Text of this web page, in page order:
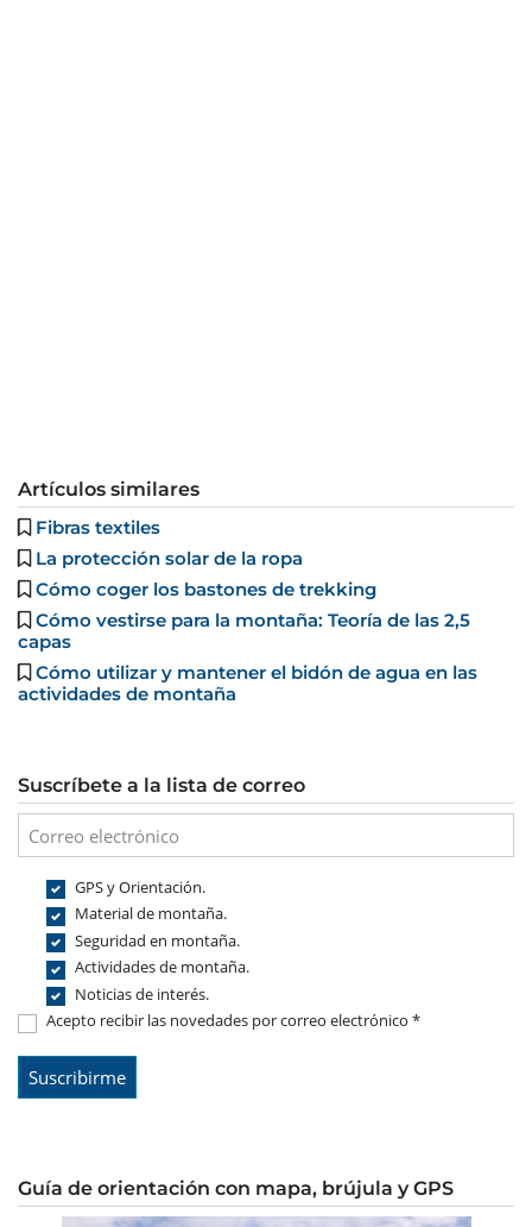
Artículos similares
Fibras textiles
La protección solar de la ropa
Cómo coger los bastones de trekking
Cómo vestirse para la montaña: Teoría de las 2,5
capas
Cómo utilizar y mantener el bidón de agua en las
actividades de montaña
Suscríbete a la lista de correo
GPS y Orientación.
Material de montaña.
Seguridad en montaña.
Actividades de montaña.
Noticias de interés.
Acepto recibir las novedades por correo electrónico *
Guía de orientación con mapa, brújula y GPS